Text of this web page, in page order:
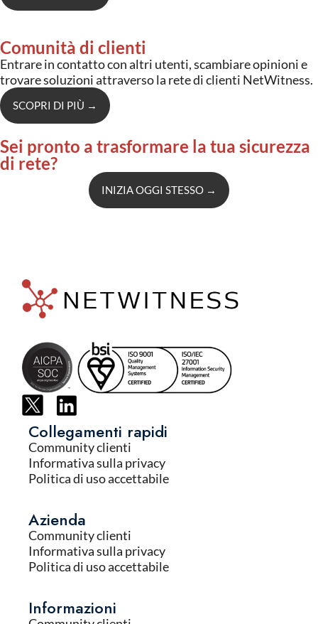
Comunità di clienti
Entrare in contatto con altri utenti, scambiare opinioni e
trovare soluzioni attraverso la rete di clienti NetWitness.
SCOPRI DI PIÙ →
Sei pronto a trasformare la tua sicurezza
di rete?
INIZIA OGGI STESSO →
Collegamenti rapidi
Community clienti
Informativa sulla privacy
Politica di uso accettabile
Azienda
Community clienti
Informativa sulla privacy
Politica di uso accettabile
Informazioni